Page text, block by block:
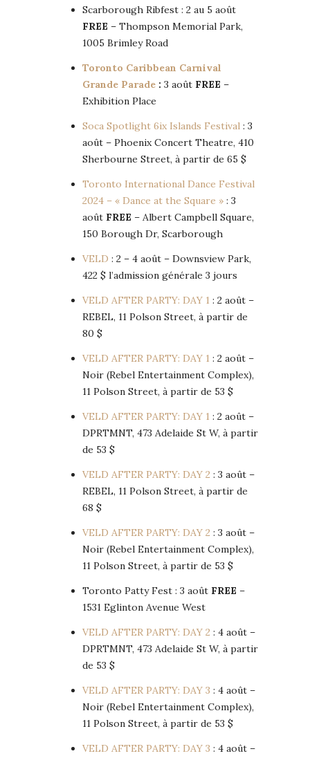
Scarborough Ribfest : 2 au 5 août
FREE – Thompson Memorial Park,
1005 Brimley Road
Toronto Caribbean Carnival
Grande Parade : 3 août FREE –
Exhibition Place
Soca Spotlight 6ix Islands Festival : 3
août – Phoenix Concert Theatre, 410
Sherbourne Street, à partir de 65 $
Toronto International Dance Festival
2024 – « Dance at the Square » : 3
août FREE – Albert Campbell Square,
150 Borough Dr, Scarborough
VELD : 2 – 4 août – Downsview Park,
422 $ l’admission générale 3 jours
VELD AFTER PARTY: DAY 1 : 2 août –
REBEL, 11 Polson Street, à partir de
80 $
VELD AFTER PARTY: DAY 1 : 2 août –
Noir (Rebel Entertainment Complex),
11 Polson Street, à partir de 53 $
VELD AFTER PARTY: DAY 1 : 2 août –
DPRTMNT, 473 Adelaide St W, à partir
de 53 $
VELD AFTER PARTY: DAY 2 : 3 août –
REBEL, 11 Polson Street, à partir de
68 $
VELD AFTER PARTY: DAY 2 : 3 août –
Noir (Rebel Entertainment Complex),
11 Polson Street, à partir de 53 $
Toronto Patty Fest : 3 août FREE –
1531 Eglinton Avenue West
VELD AFTER PARTY: DAY 2 : 4 août –
DPRTMNT, 473 Adelaide St W, à partir
de 53 $
VELD AFTER PARTY: DAY 3 : 4 août –
Noir (Rebel Entertainment Complex),
11 Polson Street, à partir de 53 $
VELD AFTER PARTY: DAY 3 : 4 août –